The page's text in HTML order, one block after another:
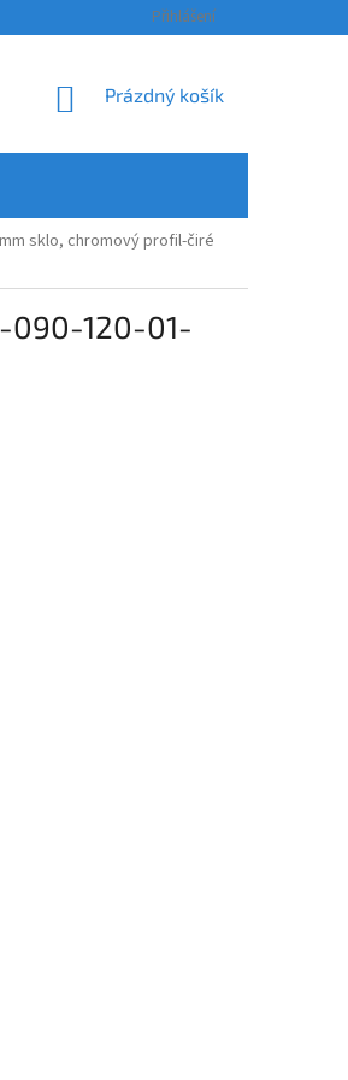
ODSTOUPENÍ OD SMLOUVY A
Přihlášení
NÁKUPNÍ
Prázdný košík
sklo, chromový profil-čiré
090-120-01-